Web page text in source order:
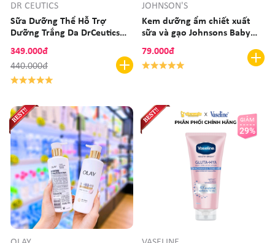
DR CEUTICS
Sữa Dưỡng Thể Hỗ Trợ
Dưỡng Trắng Da DrCeutics
2% Body Lotion 200g
349.000đ
440.000đ
JOHNSON'S
Kem dưỡng ẩm chiết xuất
sữa và gạo Johnsons Baby
79.000đ
GIẢM
29%